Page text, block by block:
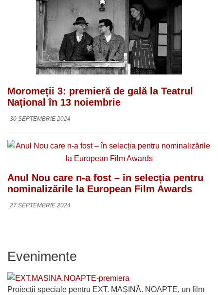
Moromeții 3: premieră de gală la Teatrul
Național în 13 noiembrie
30 SEPTEMBRIE 2024
Anul Nou care n-a fost – în selecția pentru
nominalizările la European Film Awards
27 SEPTEMBRIE 2024
Evenimente
Proiecții speciale pentru EXT. MAȘINĂ. NOAPTE, un film